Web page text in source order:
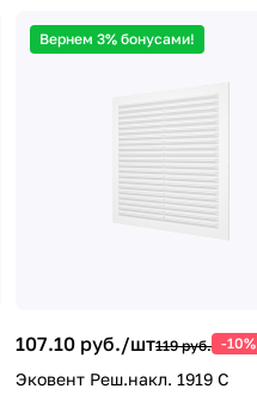
Вернем 3% бонусами!
107.10 руб./шт119 руб. -10%
Эковент Реш.накл. 1919 С